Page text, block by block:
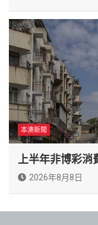
本澳新聞
上半年非博彩
2026年8月8日